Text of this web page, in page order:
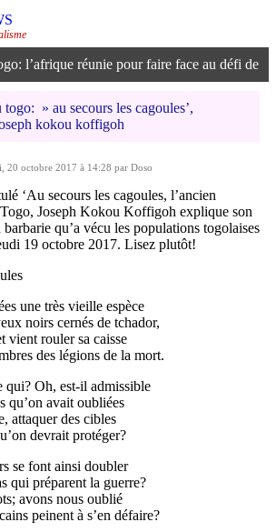
l’afrique réunie pour faire face au défi de
» au secours les cagoules’,
kokou koffigoh
20 octobre 2017 à 14:28 par Doso
‘Au secours les cagoules, l’ancien
Joseph Kokou Koffigoh explique son
qu’a vécu les populations togolaises
19 octobre 2017. Lisez plutôt!
une très vieille espèce
noirs cernés de tchador,
vient rouler sa caisse
des légions de la mort.
qui? Oh, est-il admissible
qu’on avait oubliées
attaquer des cibles
devrait protéger?
se font ainsi doubler
qui préparent la guerre?
avons nous oublié
peinent à s’en défaire?